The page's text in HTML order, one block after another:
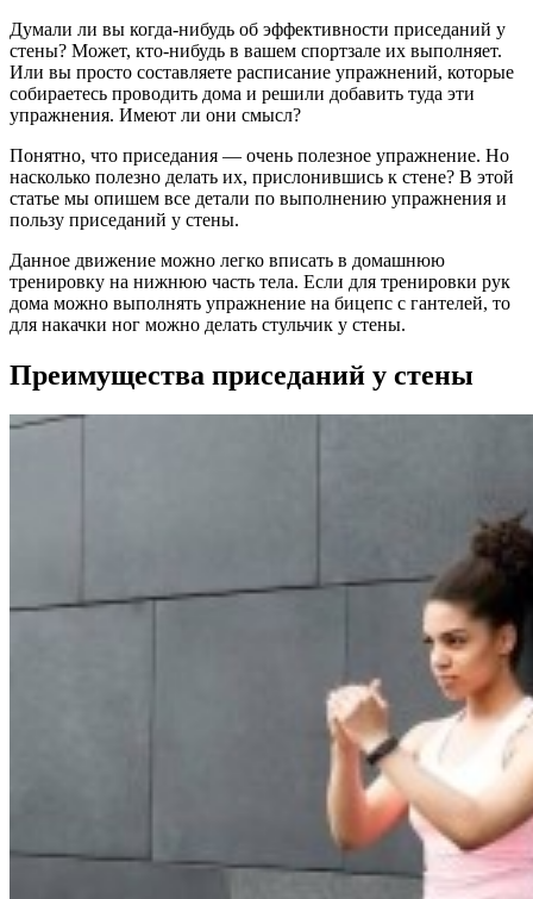
Думали ли вы когда-нибудь об эффективности приседаний у
стены? Может, кто-нибудь в вашем спортзале их выполняет.
Или вы просто составляете расписание упражнений, которые
собираетесь проводить дома и решили добавить туда эти
упражнения. Имеют ли они смысл?
Понятно, что приседания — очень полезное упражнение. Но
насколько полезно делать их, прислонившись к стене? В этой
статье мы опишем все детали по выполнению упражнения и
пользу приседаний у стены.
Данное движение можно легко вписать в домашнюю
тренировку на нижнюю часть тела. Если для тренировки рук
дома можно выполнять упражнение на бицепс с гантелей, то
для накачки ног можно делать стульчик у стены.
Преимущества приседаний у стены